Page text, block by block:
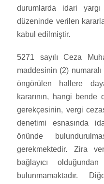
durumlarda idari
düzeninde verilen
kabul edilmiştir.
5271 sayılı Ceza
maddesinin (2) numaralı
öngörülen hallere
kararının, hangi
gerekçesinin, vergi
denetimi esnasında
önünde
gerekmektedir. Zira
bağlayıcı
bulunmamaktadır.